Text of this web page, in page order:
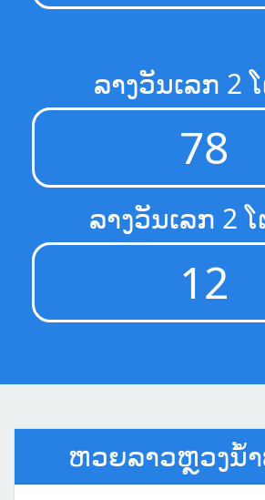
ລາງວັນເລກ 2
78
ລາງວັນເລກ 2
12
ຫວຍລາວຫຼວງນໍ້